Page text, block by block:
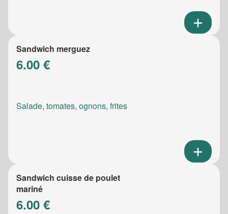
Sandwich merguez
6.00 €
Salade, tomates, ognons, frites
Sandwich cuisse de poulet
mariné
6.00 €